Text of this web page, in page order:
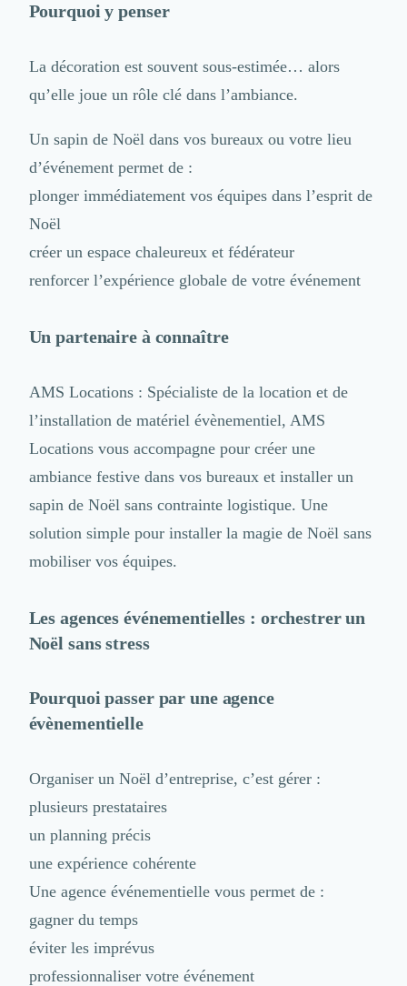
Pourquoi y penser
La décoration est souvent sous-estimée… alors
qu’elle joue un rôle clé dans l’ambiance.
Un sapin de Noël dans vos bureaux ou votre lieu
d’événement permet de :
plonger immédiatement vos équipes dans l’esprit de
Noël
créer un espace chaleureux et fédérateur
renforcer l’expérience globale de votre événement
Un partenaire à connaître
AMS Locations: Spécialiste de la location et de
l’installation de matériel évènementiel, AMS
Locationsvous accompagne pour créer une
ambiance festive dans vos bureaux et installer un
sapin de Noël sans contrainte logistique. Une
solution simple pour installer la magie de Noël sans
mobiliser vos équipes.
Les agences événementielles : orchestrer un
Noël sans stress
Pourquoi passer par une agence
évènementielle
Organiser un Noël d’entreprise, c’est gérer :
plusieurs prestataires
un planning précis
une expérience cohérente
Une agence événementielle vous permet de :
gagner du temps
éviter les imprévus
professionnaliser votre événement